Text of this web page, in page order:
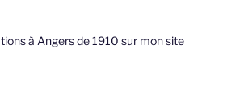
à Angers de 1910 sur mon site